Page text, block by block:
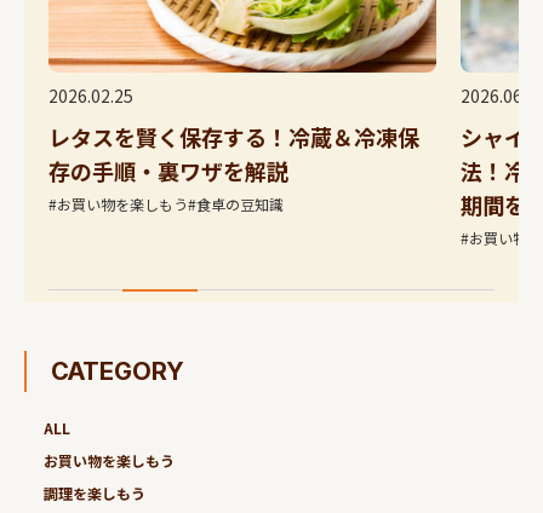
保存する！冷蔵＆冷凍保
ワザを解説
#食卓の豆知識
シャインマスカットの正
法！冷蔵・常温・冷凍
#食卓の豆知識
CATEGORY
ALL
お買い物を楽しもう
調理を楽しもう